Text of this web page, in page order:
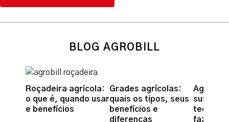
BLOG AGROBILL
Roçadeira agrícola:
o que é, quando usar
e benefícios
Grades agrícolas:
quais os tipos, seus
benefícios e
diferenças
fazer a